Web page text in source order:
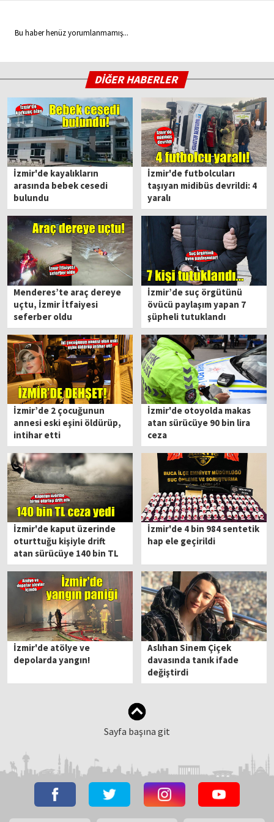
Bu haber henüz yorumlanmamış...
DİĞER HABERLER
İzmir'de kayalıkların
arasında bebek cesedi
bulundu
İzmir'de futbolcuları
taşıyan midibüs devrildi: 4
yaralı
Menderes’te araç dereye
uçtu, İzmir İtfaiyesi
seferber oldu
İzmir’de suç örgütünü
övücü paylaşım yapan 7
şüpheli tutuklandı
İzmir’de 2 çocuğunun
annesi eski eşini öldürüp,
intihar etti
İzmir'de otoyolda makas
atan sürücüye 90 bin lira
ceza
İzmir'de kaput üzerinde
oturttuğu kişiyle drift
atan sürücüye 140 bin TL
ceza
İzmir'de 4 bin 984 sentetik
hap ele geçirildi
İzmir'de atölye ve
depolarda yangın!
Aslıhan Sinem Çiçek
davasında tanık ifade
değiştirdi
Sayfa başına git